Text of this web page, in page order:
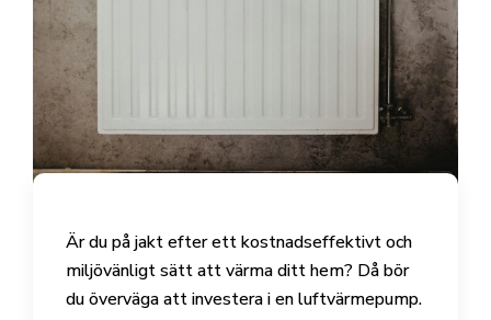
Är du på jakt efter ett kostnadseffektivt och
miljövänligt sätt att värma ditt hem? Då bör
du överväga att investera i en luftvärmepump.